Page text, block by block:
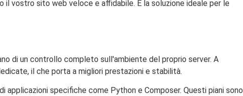
vostro sito web veloce e affidabile. È la soluzione ideale per le
di un controllo completo sull'ambiente del proprio server. A
il che porta a migliori prestazioni e stabilità.
specifiche come Python e Composer. Questi piani sono